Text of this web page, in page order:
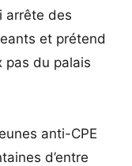
arrête des
et prétend
pas du palais
anti-CPE
d’entre